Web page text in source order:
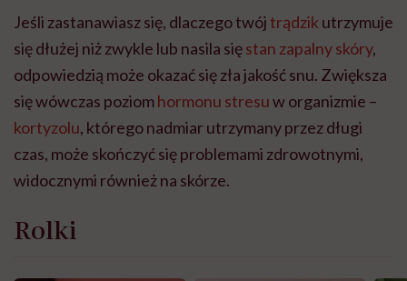
Jeśli zastanawiasz się, dlaczego twójtrądzik utrzymuje
się dłużej niż zwykle lub nasila sięstan zapalny skóry,
odpowiedzią może okazać się zła jakość snu. Zwiększa
się wówczas poziomhormonu stresuw organizmie –
kortyzolu, którego nadmiar utrzymany przez długi
czas, może skończyć się problemami zdrowotnymi,
widocznymi również na skórze.
Rolki